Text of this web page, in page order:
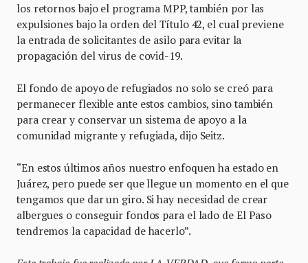
los retornos bajo el programa MPP, también por las
expulsiones bajo la orden del Título 42, el cual previene
la entrada de solicitantes de asilo para evitar la
propagación del virus de covid-19.
El fondo de apoyo de refugiados no solo se creó para
permanecer flexible ante estos cambios, sino también
para crear y conservar un sistema de apoyo a la
comunidad migrante y refugiada, dijo Seitz.
“En estos últimos años nuestro enfoquen ha estado en
Juárez, pero puede ser que llegue un momento en el que
tengamos que dar un giro. Si hay necesidad de crear
albergues o conseguir fondos para el lado de El Paso
tendremos la capacidad de hacerlo”.